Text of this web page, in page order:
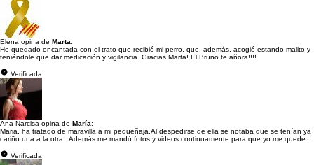
Elena opina de Marta:
He quedado encantada con el trato que recibió mi perro, que, además, acogió estando malito y
teniéndole que dar medicación y vigilancia. Gracias Marta! El Bruno te añora!!!!
Verificada
Ana Narcisa opina de María:
Maria, ha tratado de maravilla a mi pequeñaja.Al despedirse de ella se notaba que se tenían ya
cariño una a la otra . Además me mandó fotos y videos continuamente para que yo me quede...
Verificada